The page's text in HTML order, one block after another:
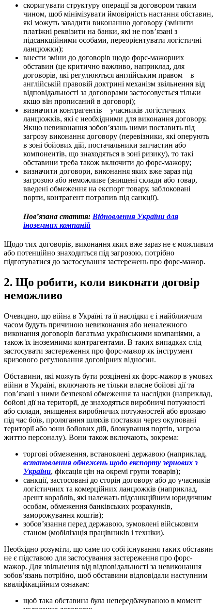
скоригувати структуру операції за договором таким
чином, щоб мінімізувати ймовірність настання обставин,
які можуть завадити виконанню договору (змінити
платіжні реквізити на банки, які не пов’язані з
підсанкційними особами, переорієнтувати логістичні
ланцюжки);
внести зміни до договорів щодо форс-мажорних
обставин (це критично важливо, наприклад, для
договорів, які регулюються англійським правом – в
англійській правовій доктрині механізм звільнення від
відповідальності за договорами застосовується тільки
якщо він прописаний в договорі);
визначити контрагентів – учасників логістичних
ланцюжків, які є необхідними для виконання договору.
Якщо невиконання зобов’язань ними поставить під
загрозу виконання договору (перевізники, які оперують
в зоні бойових дій, постачальники запчастин або
компонентів, що знаходяться в зоні ризику), то такі
обставини треба також включити до форс-мажору;
визначити договори, виконання яких вже зараз під
загрозою або неможливе (знищені склади або товар,
введені обмеження на експорт товару, заблоковані
порти, контрагент потрапив під санкції).
Пов’язана стаття: Відновлення України для
іноземних компаній
Щодо тих договорів, виконання яких вже зараз не є можливим
або потенційно знаходиться під загрозою, потрібно
підготуватися до застосування застережень про форс-мажор.
2. Що робити, коли виконати договір
неможливо
Очевидно, що війна в Україні та її наслідки є і найближчим
часом будуть причиною невиконання або неналежного
виконання договорів багатьма українськими компаніями, а
також їх іноземними контрагентами. В таких випадках слід
застосувати застереження про форс-мажор як інструмент
кризового регулювання договірних відносин.
Обставини, які можуть бути розцінені як форс-мажор в умовах
війни в Україні, включають не тільки власне бойові дії та
пов’язані з ними безпекові обмеження та наслідки (наприклад,
бойові дії на території, де знаходяться виробничі потужності
або склади, знищення виробничих потужностей або врожаю
під час боїв, пролягання шляхів поставки через окуповані
території або зони бойових дій, блокування портів, загроза
життю персоналу). Вони також включають, зокрема:
торгові обмеження, встановлені державою (наприклад,
встановлення обмежень щодо експорту зернових з
України, фіксація цін на окремі групи товарів);
санкції, застосовані до сторін договору або до учасників
логістичних та комерційних ланцюжків (наприклад,
арешт кораблів, які належать підсанкційним юридичним
особам, обмеження банківських розрахунків,
заморожування коштів);
зобов’язання перед державою, зумовлені військовим
станом (мобілізація працівників і техніки).
Необхідно розуміти, що саме по собі існування таких обставин
не є підставою для застосування застереження про форс-
мажор. Для звільнення від відповідальності за невиконання
зобов’язань потрібно, щоб обставини відповідали наступним
кваліфікаційним ознакам:
щоб така обставина була непередбачуваною в момент